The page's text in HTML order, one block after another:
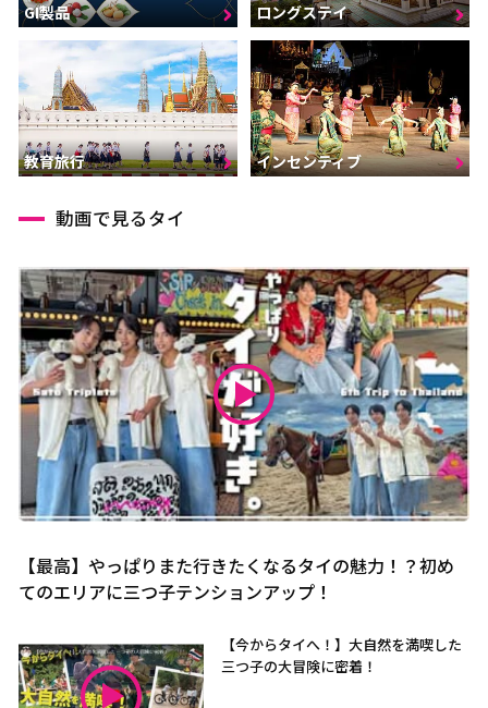
GI製品 ロングステイ
教育旅行 インセンティブ
動画で見るタイ
【最高】やっぱりまた行きたくなるタイの魅力！？初め
てのエリアに三つ子テンションアップ！
【今からタイへ！】大自然を満喫した
三つ子の大冒険に密着！